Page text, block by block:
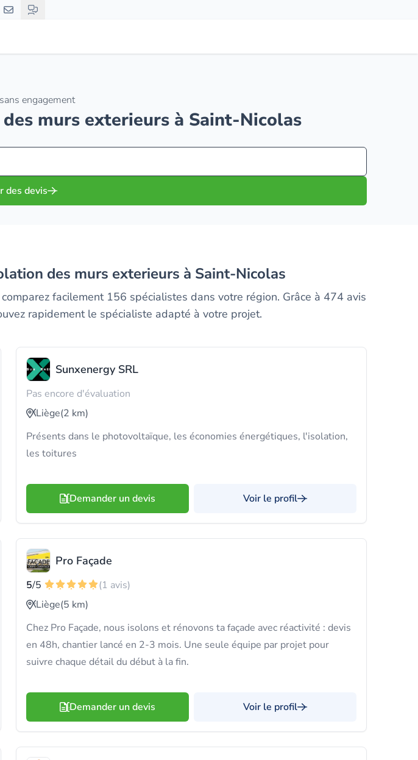
engagement
murs exterieurs à Saint-Nicolas
des devis
des murs exterieurs à Saint-Nicolas
facilement 156 spécialistes dans votre région. Grâce à 474 avis
rapidement le spécialiste adapté à votre projet.
Sunxenergy SRL
Pas encore d'évaluation
Liège(2 km)
Présents dans le photovoltaïque, les économies énergétiques, l'isolation,
les toitures
Demander un devis Voir le profil
Pro Façade
5/5
(1 avis)
Liège(5 km)
Chez Pro Façade, nous isolons et rénovons ta façade avec réactivité : devis
en 48h, chantier lancé en 2-3 mois. Une seule équipe par projet pour
suivre chaque détail du début à la fin.
Demander un devis Voir le profil